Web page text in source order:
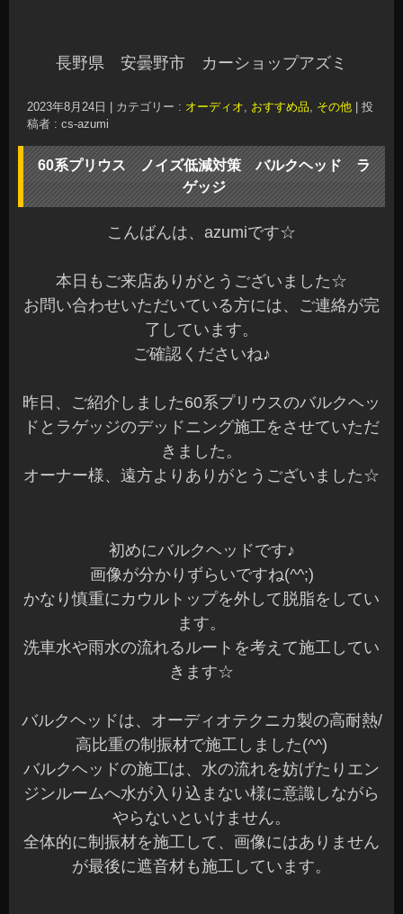
長野県 安曇野市 カーショップアズミ
2023年8月24日 カテゴリー : オーディオ, おすすめ品, その他
投
稿者 : cs-azumi
60系プリウス ノイズ低減対策 バルクヘッド ラ
ゲッジ
こんばんは、azumiです☆
本日もご来店ありがとうございました☆
お問い合わせいただいている方には、ご連絡が完
了しています。
ご確認くださいね♪
昨日、ご紹介しました60系プリウスのバルクヘッ
ドとラゲッジのデッドニング施工をさせていただ
きました。
オーナー様、遠方よりありがとうございました☆
初めにバルクヘッドです♪
画像が分かりずらいですね(^^;)
かなり慎重にカウルトップを外して脱脂をしてい
ます。
洗車水や雨水の流れるルートを考えて施工してい
きます☆
バルクヘッドは、オーディオテクニカ製の高耐熱/
高比重の制振材で施工しました(^^)
バルクヘッドの施工は、水の流れを妨げたりエン
ジンルームへ水が入り込まない様に意識しながら
やらないといけません。
全体的に制振材を施工して、画像にはありません
が最後に遮音材も施工しています。